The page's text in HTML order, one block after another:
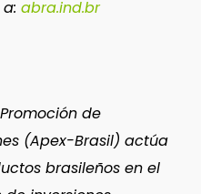
abra.ind.br
de
(Apex-Brasil) actúa
brasileños en el